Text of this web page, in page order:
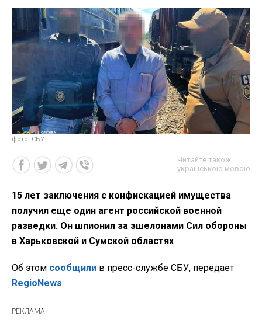
фото: СБУ
Читайте також
українською мовою
15 лет заключения с конфискацией имущества
получил еще один агент российской военной
разведки. Он шпионил за эшелонами Сил обороны
в Харьковской и Сумской областях
Об этом сообщили в пресс-службе СБУ, передает
RegioNews.